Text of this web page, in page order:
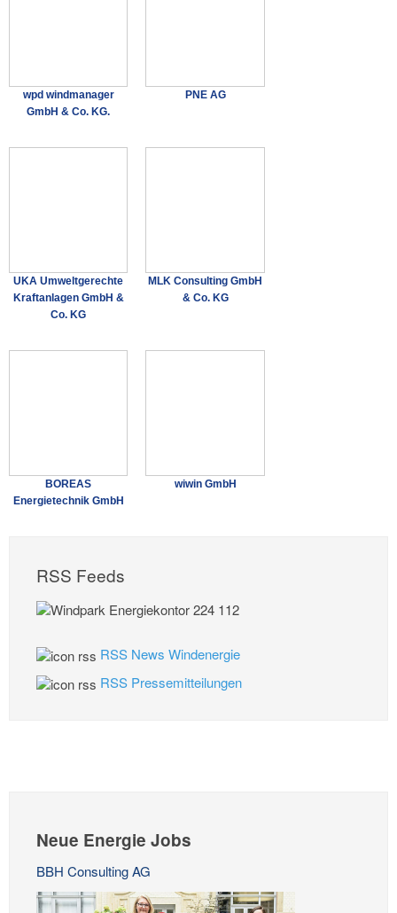
wpd windmanager
GmbH & Co. KG.
PNE AG
UKA Umweltgerechte
Kraftanlagen GmbH &
Co. KG
MLK Consulting GmbH
& Co. KG
BOREAS
Energietechnik GmbH
wiwin GmbH
RSS Feeds
RSS News Windenergie
RSS Pressemitteilungen
Neue Energie Jobs
BBH Consulting AG